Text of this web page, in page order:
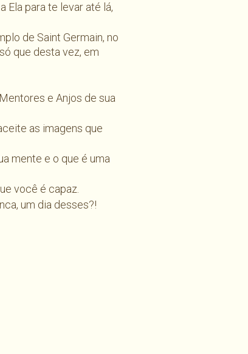
a Ela para te levar até lá,
de Saint Germain, no
que desta vez, em
e Anjos de sua
as imagens que
mente e o que é uma
você é capaz.
um dia desses?!